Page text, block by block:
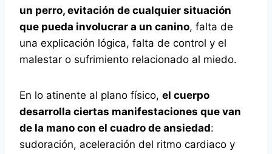
un perro, evitación de cualquier situación
que pueda involucrar a un canino, falta de
una explicación lógica, falta de control y el
malestar o sufrimiento relacionado al miedo.
En lo atinente al plano físico, el cuerpo
desarrolla ciertas manifestaciones que van
de la mano con el cuadro de ansiedad:
sudoración, aceleración del ritmo cardiaco y